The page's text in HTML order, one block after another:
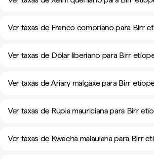
Ver taxas de Franco comoriano para Birr
Ver taxas de Dólar liberiano para Birr
Ver taxas de Ariary malgaxe para Birr
Ver taxas de Rupia mauriciana para Birr
Ver taxas de Kwacha malauiana para Birr